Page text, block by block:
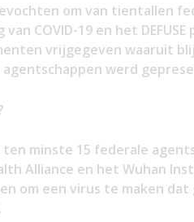
om van tientallen
COVID-19 en het
vrijgegeven waaruit
agentschappen werd
minste 15 federale
Alliance en het Wuhan
om een virus te maken